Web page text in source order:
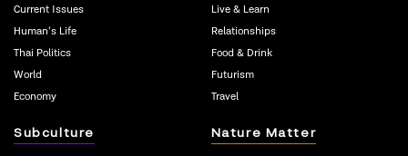
Current Issues
Human’s Life
Thai Politics
World
Economy
Live & Learn
Relationships
Food & Drink
Futurism
Travel
Subculture Nature Matter